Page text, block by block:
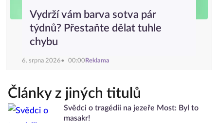
Vydrží vám barva sotva pár
týdnů? Přestaňte dělat tuhle
chybu
6. srpna 2026 00:00 Reklama
Články z jiných titulů
Svědci o tragédii na jezeře Most: Byl to
masakr!